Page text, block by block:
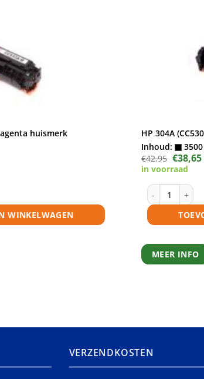
huismerk
huismerk aantal
WINKELWAGEN
HP 304A
Inhoud:
€42,95
prijs
was:
€42,95.
€38,65
in voorraad
HP 304A
MEER INFO
VERZENDKOSTEN